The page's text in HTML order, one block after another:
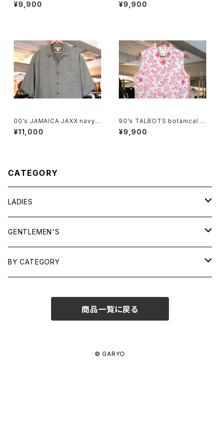
otton Tee
¥9,900 ¥9,900
00's JAMAICA JAXX navy-
green jacquard silk Shirt
¥11,000
90's TALBOTS botanical s
croll printed Irish linen sle
eveless Shirt
¥9,900
CATEGORY
LADIES
TOPS
SHIRTS
OUTERWEAR
GENTLEMEN'S
TOPS
BY CATEGORY
商品一覧に戻る
© GARYO